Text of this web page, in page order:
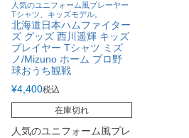
人気のユニフォーム風プレーヤー
Tシャツ、キッズモデル。
北海道日本ハムファイター
ズ グッズ 西川遥輝 キッズ
プレイヤー Tシャツ ミズ
ノ/Mizuno ホーム プロ野
球おうち観戦
¥4,400税込
在庫切れ
人気のユニフォーム風プレ